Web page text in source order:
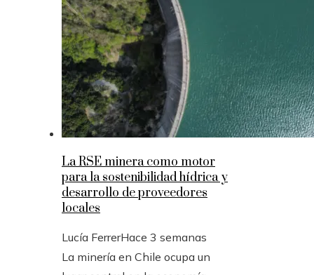
La RSE minera como motor
para la sostenibilidad hídrica y
desarrollo de proveedores
locales
Lucía FerrerHace 3 semanas
La minería en Chile ocupa un